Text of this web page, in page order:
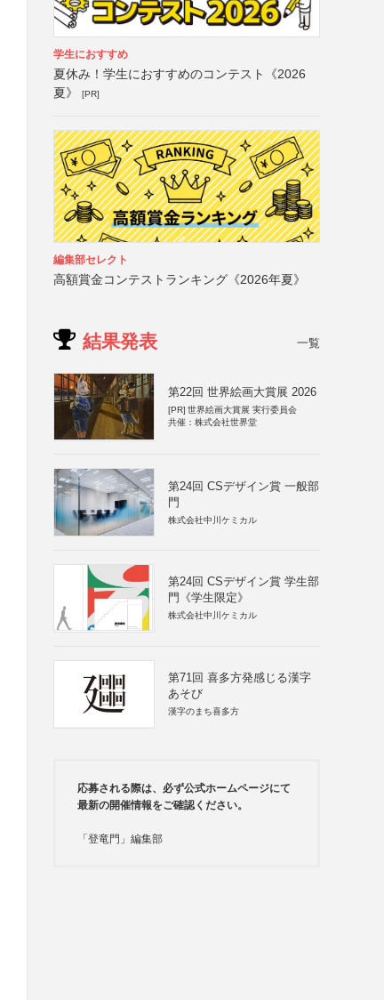
学生におすすめ
夏休み！学生におすすめのコンテスト《2026
夏》
[PR]
編集部セレクト
高額賞金コンテストランキング《2026年夏》
結果発表 一覧
第22回 世界絵画大賞展 2026
[PR] 世界絵画大賞展 実行委員会
共催：株式会社世界堂
第24回 CSデザイン賞 一般部
門
株式会社中川ケミカル
第24回 CSデザイン賞 学生部
門《学生限定》
株式会社中川ケミカル
第71回 喜多方発感じる漢字
あそび
漢字のまち喜多方
応募される際は、必ず公式ホームページにて
最新の開催情報をご確認ください。
「登竜門」編集部